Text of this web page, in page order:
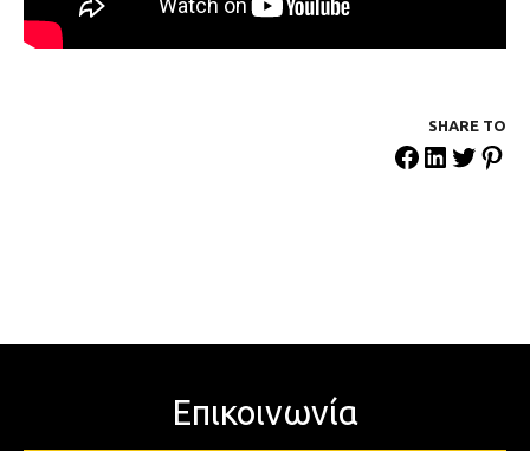
SHARE ΤΟ
Επικοινωνία